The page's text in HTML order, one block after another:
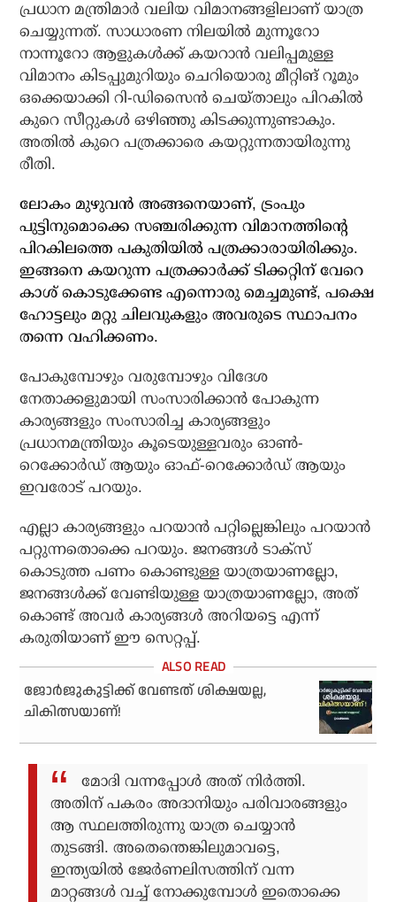
പ്രധാന മന്ത്രിമാര്‍ വലിയ വിമാനങ്ങളിലാണ് യാത്ര
ചെയ്യുന്നത്. സാധാരണ നിലയില്‍ മുന്നൂറോ
നാന്നൂറോ ആളുകള്‍ക്ക് കയറാന്‍ വലിപ്പമുള്ള
വിമാനം കിടപ്പുമുറിയും ചെറിയൊരു മീറ്റിങ് റൂമും
ഒക്കെയാക്കി റി-ഡിസൈന്‍ ചെയ്താലും പിറകില്‍
കുറെ സീറ്റുകള്‍ ഒഴിഞ്ഞു കിടക്കുന്നുണ്ടാകും.
അതില്‍ കുറെ പത്രക്കാരെ കയറ്റുന്നതായിരുന്നു
രീതി.
ലോകം മുഴുവന്‍ അങ്ങനെയാണ്, ട്രംപും
പുട്ടിനുമൊക്കെ സഞ്ചരിക്കുന്ന വിമാനത്തിന്റെ
പിറകിലത്തെ പകുതിയില്‍ പത്രക്കാരായിരിക്കും.
ഇങ്ങനെ കയറുന്ന പത്രക്കാര്‍ക്ക് ടിക്കറ്റിന് വേറെ
കാശ് കൊടുക്കേണ്ട എന്നൊരു മെച്ചമുണ്ട്, പക്ഷെ
ഹോട്ടലും മറ്റു ചിലവുകളും അവരുടെ സ്ഥാപനം
തന്നെ വഹിക്കണം.
പോകുമ്പോഴും വരുമ്പോഴും വിദേശ
നേതാക്കളുമായി സംസാരിക്കാന്‍ പോകുന്ന
കാര്യങ്ങളും സംസാരിച്ച കാര്യങ്ങളും
പ്രധാനമന്ത്രിയും കൂടെയുള്ളവരും ഓണ്‍-
റെക്കോര്‍ഡ് ആയും ഓഫ്-റെക്കോര്‍ഡ് ആയും
ഇവരോട് പറയും.
എല്ലാ കാര്യങ്ങളും പറയാന്‍ പറ്റില്ലെങ്കിലും പറയാന്‍
പറ്റുന്നതൊക്കെ പറയും. ജനങ്ങള്‍ ടാക്‌സ്
കൊടുത്ത പണം കൊണ്ടുള്ള യാത്രയാണല്ലോ,
ജനങ്ങള്‍ക്ക് വേണ്ടിയുള്ള യാത്രയാണല്ലോ, അത്
കൊണ്ട് അവര്‍ കാര്യങ്ങള്‍ അറിയട്ടെ എന്ന്
കരുതിയാണ് ഈ സെറ്റപ്പ്.
ജോര്‍ജുകുട്ടിക്ക് വേണ്ടത് ശിക്ഷയല്ല,
ചികിത്സയാണ്!
മോദി വന്നപ്പോള്‍ അത് നിര്‍ത്തി.
അതിന് പകരം അദാനിയും പരിവാരങ്ങളും
ആ സ്ഥലത്തിരുന്നു യാത്ര ചെയ്യാന്‍
തുടങ്ങി. അതെന്തെങ്കിലുമാവട്ടെ,
ഇന്ത്യയില്‍ ജേര്‍ണലിസത്തിന് വന്ന
മാറ്റങ്ങള്‍ വച്ച് നോക്കുമ്പോള്‍ ഇതൊക്കെ